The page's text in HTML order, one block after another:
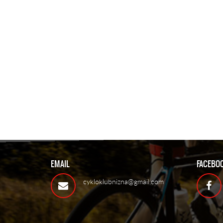
EMAIL
cykloklubnizna@gmail.com